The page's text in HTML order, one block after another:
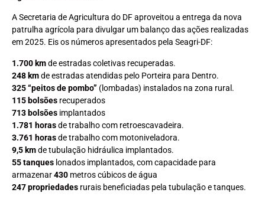
A Secretaria de Agricultura do DF aproveitou a entrega da nova
patrulha agrícola para divulgar um balanço das ações realizadas
em 2025. Eis os números apresentados pela Seagri-DF:
1.700 kmde estradas coletivas recuperadas.
248 kmde estradas atendidas pelo Porteira para Dentro.
325 “peitos de pombo” (lombadas) instalados na zona rural.
115 bolsões recuperados
713 bolsões implantados
1.781 horasde trabalho com retroescavadeira.
3.761 horasde trabalho com motoniveladora.
9,5 kmde tubulação hidráulica implantados.
55 tanques lonados implantados, com capacidade para
armazenar430 metros cúbicos de água
247 propriedades rurais beneficiadas pela tubulação e tanques.